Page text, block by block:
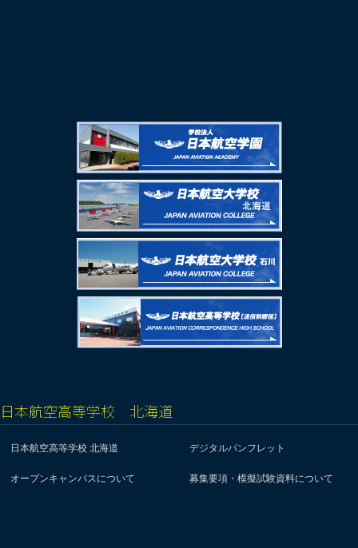
日本航空高等学校 北海道
日本航空高等学校 北海道 デジタルパンフレット
オープンキャンパスについて 募集要項・模擬試験資料について